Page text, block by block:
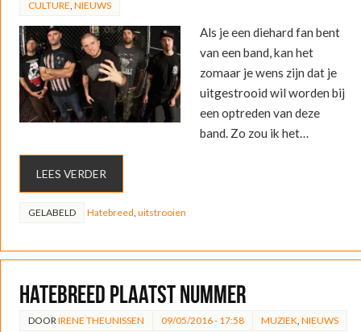
CULTURE NIEUWS
Als je een diehard fan bent
van een band, kan het
zomaar je wens zijn dat je
uitgestrooid wil worden bij
een optreden van deze
band. Zo zou ik het…
LEES VERDER
GELABELD Hatebreed uitstrooien
Hatebreed plaatst nummer
DOOR IRENE THEUNISSEN 09/05/2016 - 17:58 MUZIEK NIEUWS